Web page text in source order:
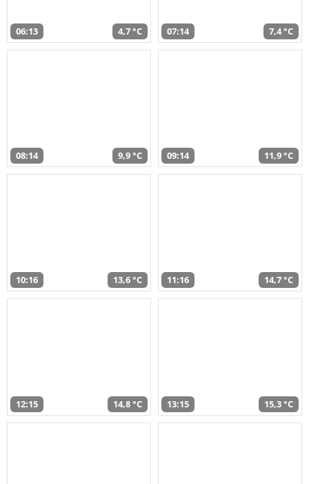
06:13 4,7 °C 07:14 7,4 °C
08:14 9,9 °C 09:14 11,9 °C
10:16 13,6 °C 11:16 14,7 °C
12:15 14,8 °C 13:15 15,3 °C